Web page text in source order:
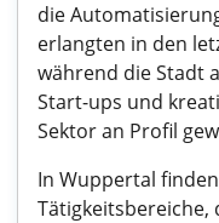
die
erlangten in den
während die Stadt
Start-ups und
Sektor an Profil
In Wuppertal
Tätigkeitsbereiche,